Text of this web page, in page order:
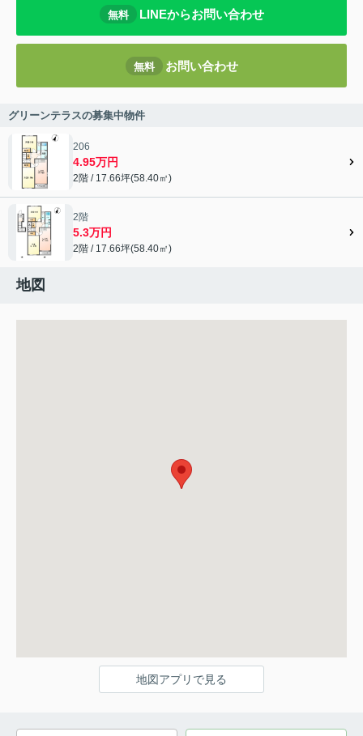
無料 LINEからお問い合わせ
無料 お問い合わせ
グリーンテラスの募集中物件
206
4.95万円
2階 / 17.66坪(58.40㎡)
2階
5.3万円
2階 / 17.66坪(58.40㎡)
地図
地図アプリで見る